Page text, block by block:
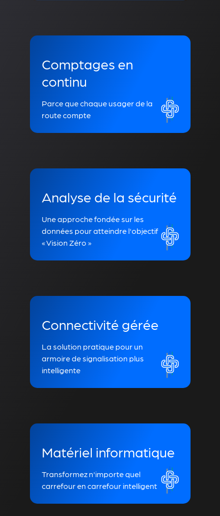
Comptages en
continu
Parce que chaque usager de la
route compte
Analyse de la sécurité
Une approche fondée sur les
données pour atteindre l'objectif
« Vision Zéro »
Connectivité gérée
La solution pratique pour un
armoire de signalisation plus
intelligente
Matériel informatique
Transformez n'importe quel
carrefour en carrefour intelligent